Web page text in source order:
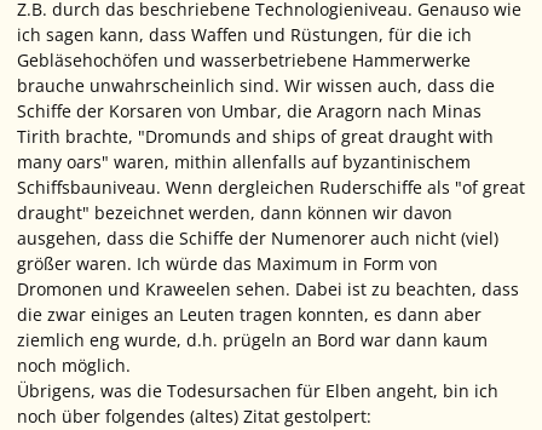
Z.B. durch das beschriebene Technologieniveau. Genauso wie
ich sagen kann, dass Waffen und Rüstungen, für die ich
Gebläsehochöfen und wasserbetriebene Hammerwerke
brauche unwahrscheinlich sind. Wir wissen auch, dass die
Schiffe der Korsaren von Umbar, die Aragorn nach Minas
Tirith brachte, "Dromunds and ships of great draught with
many oars" waren, mithin allenfalls auf byzantinischem
Schiffsbauniveau. Wenn dergleichen Ruderschiffe als "of great
draught" bezeichnet werden, dann können wir davon
ausgehen, dass die Schiffe der Numenorer auch nicht (viel)
größer waren. Ich würde das Maximum in Form von
Dromonen und Kraweelen sehen. Dabei ist zu beachten, dass
die zwar einiges an Leuten tragen konnten, es dann aber
ziemlich eng wurde, d.h. prügeln an Bord war dann kaum
noch möglich.
Übrigens, was die Todesursachen für Elben angeht, bin ich
noch über folgendes (altes) Zitat gestolpert: